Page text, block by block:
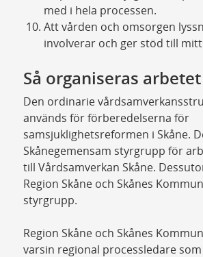
med i hela processen.
Att vården och omsorgen
involverar och ger stöd till
Så organiseras
Den ordinarie
används för förberedelserna för
samsjuklighetsreformen i Skåne.
Skånegemensam styrgrupp för
till Vårdsamverkan Skåne.
Region Skåne och Skånes
styrgrupp.
Region Skåne och Skånes
varsin regional processledare